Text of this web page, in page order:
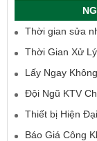
Thời gian sửa
Thời Gian Xử
Lấy Ngay
Đội Ngũ KTV
Thiết bị Hiện
Báo Giá Công